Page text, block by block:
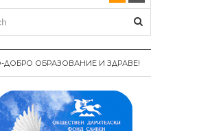
ДОБРО ОБРАЗОВАНИЕ И ЗДРАВЕ!